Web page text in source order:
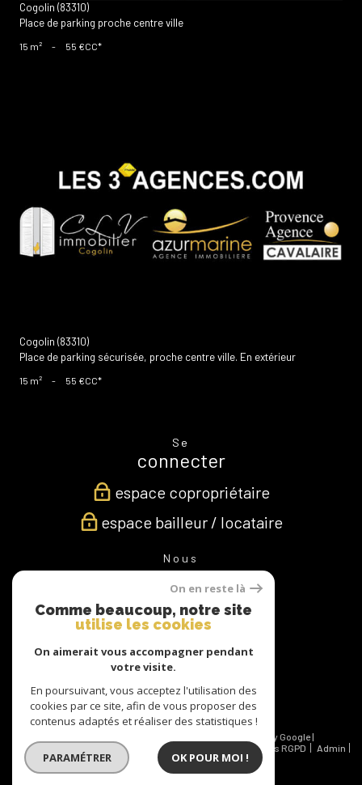
Cogolin (83310)
Place de parking proche centre ville
15 m² - 55 €CC*
voir le bien
Cogolin (83310)
Place de parking sécurisée, proche centre ville. En extérieur
15 m² - 55 €CC*
Se
connecter
espace copropriétaire
espace bailleur / locataire
Nous
suivre
Nous
adhérons
© 2026 | Tous droits réservés | Traduction powered by Google |
Nos honoraires
Plan du site Mentions légales Politiques RGPD
Admin
Partenaires
Politique RGPD Cookies
On en reste là
Comme beaucoup, notre site
utilise les cookies
On aimerait vous accompagner pendant
votre visite.
En poursuivant, vous acceptez l'utilisation des
cookies par ce site, afin de vous proposer des
contenus adaptés et réaliser des statistiques !
PARAMÉTRER OK POUR MOI !